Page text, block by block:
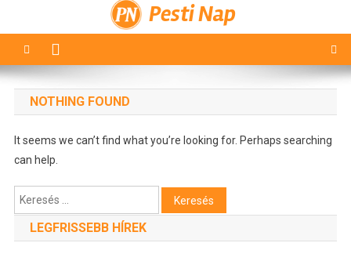
Pesti Nap
NOTHING FOUND
It seems we can’t find what you’re looking for. Perhaps searching
can help.
Keresés:
LEGFRISSEBB HÍREK